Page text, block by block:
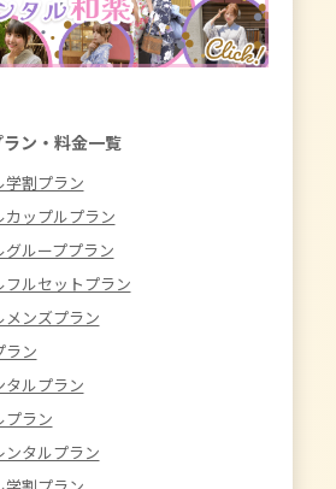
ン・料金一覧
学割プラン
ップルプラン
ループプラン
ルセットプラン
メンズプラン
ラン
タルプラン
プラン
ンタルプラン